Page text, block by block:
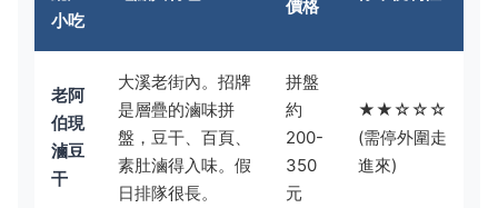
小吃
價格
老阿
伯現
滷豆
干
大溪老街內。招牌
是層疊的滷味拼
盤，豆干、百頁、
素肚滷得入味。假
日排隊很長。
拼盤
約
200-
350
元
★★☆☆☆
(需停外圍走
進來)